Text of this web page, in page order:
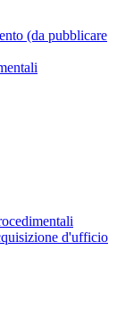
(da pubblicare
d'ufficio